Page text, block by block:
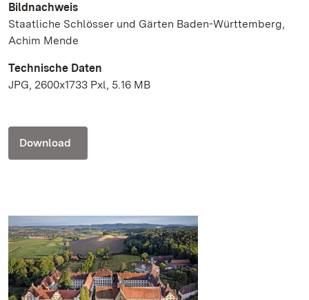
Bildnachweis
Staatliche Schlösser und Gärten Baden-Württemberg,
Achim Mende
Technische Daten
JPG, 2600x1733 Pxl, 5.16 MB
Download